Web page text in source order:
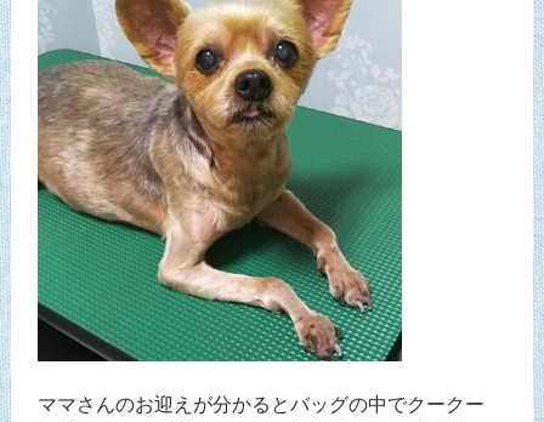
ママさんのお迎えが分かるとバッグの中でクークー